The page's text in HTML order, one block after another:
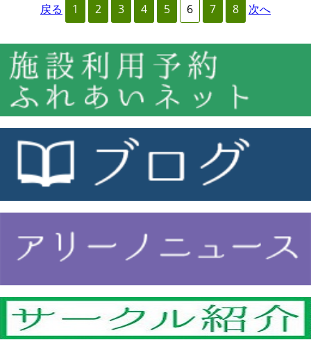
戻る 1 2 3 4 5 6 7 8 次へ